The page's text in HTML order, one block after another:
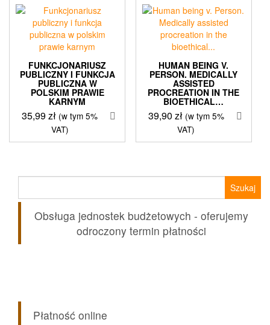
FUNKCJONARIUSZ
PUBLICZNY I FUNKCJA
PUBLICZNA W
POLSKIM PRAWIE
KARNYM
35,99zł (w tym 5%
VAT)
HUMAN BEING V.
PERSON. MEDICALLY
ASSISTED
PROCREATION IN THE
BIOETHICAL…
39,90 zł (w tym 5%
VAT)
Obsługa jednostek budżetowych - oferujemy
odroczony termin płatności
Płatność online